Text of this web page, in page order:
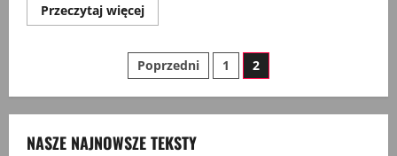
Przeczytaj więcejPrzeczytaj
więcej
(36)
Stronicowanie
wpisów
Poprzedni 1 2
NASZE NAJNOWSZE TEKSTY